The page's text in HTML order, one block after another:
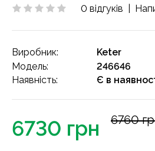
0 відгуків
Виробник:
Keter
Модель:
246646
Наявність:
Є в
6730 грн 6760